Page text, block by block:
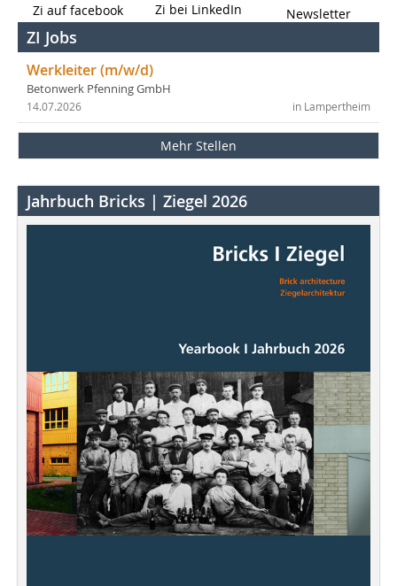
Zi auf facebook Zi bei LinkedIn Newsletter
ZI Jobs
Werkleiter (m/w/d)
Betonwerk Pfenning GmbH
in Lampertheim
14.07.2026
Mehr Stellen
Jahrbuch Bricks | Ziegel 2026